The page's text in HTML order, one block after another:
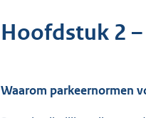
Hoofdstuk 2
Waarom parkeernormen